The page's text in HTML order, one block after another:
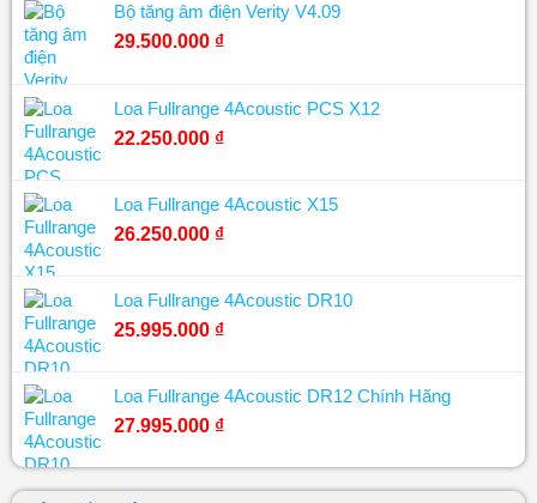
Bộ tăng âm điện Verity V4.09
29.500.000 ₫
Loa Fullrange 4Acoustic PCS X12
22.250.000 ₫
Loa Fullrange 4Acoustic X15
26.250.000 ₫
Loa Fullrange 4Acoustic DR10
25.995.000 ₫
Loa Fullrange 4Acoustic DR12 Chính Hãng
27.995.000 ₫